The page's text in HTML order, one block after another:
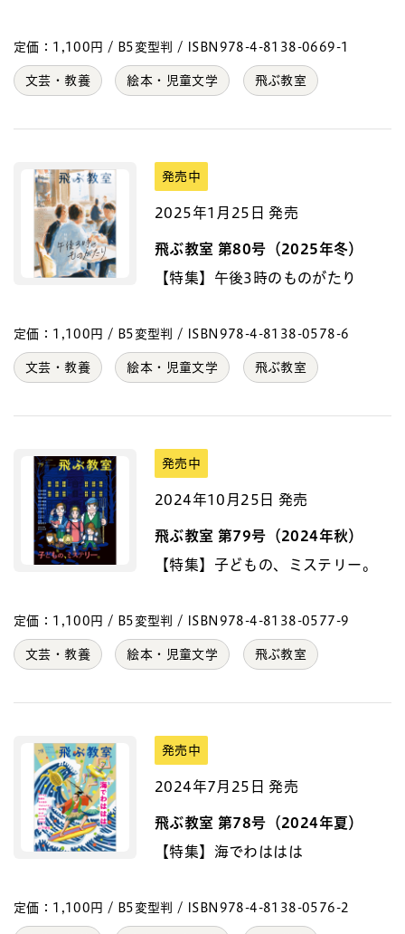
定価：1,100円 / B5変型判 / ISBN978-4-8138-0669-1
文芸・教養 絵本・児童文学 飛ぶ教室
発売中
2025年1月25日 発売
飛ぶ教室 第80号（2025年冬）
【特集】午後3時のものがたり
定価：1,100円 / B5変型判 / ISBN978-4-8138-0578-6
文芸・教養 絵本・児童文学 飛ぶ教室
発売中
2024年10月25日 発売
飛ぶ教室 第79号（2024年秋）
【特集】子どもの、ミステリー。
定価：1,100円 / B5変型判 / ISBN978-4-8138-0577-9
文芸・教養 絵本・児童文学 飛ぶ教室
発売中
2024年7月25日 発売
飛ぶ教室 第78号（2024年夏）
【特集】海でわははは
定価：1,100円 / B5変型判 / ISBN978-4-8138-0576-2